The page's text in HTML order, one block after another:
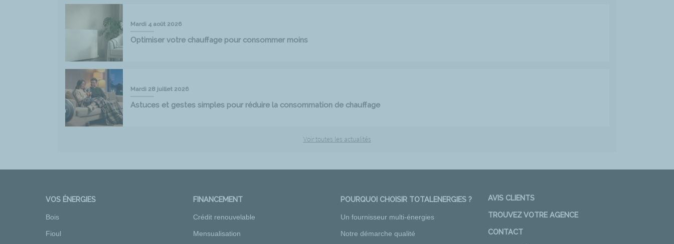
Mardi 4 août 2026
Optimiser votre chauffage pour consommer moins
Mardi 28 juillet 2026
Astuces et gestes simples pour réduire la consommation de chauffage
Voir toutes les actualités
VOS ÉNERGIES
Bois
Fioul
FINANCEMENT
Crédit renouvelable
Mensualisation
POURQUOI CHOISIR TOTALENERGIES ?
Un fournisseur multi-énergies
Notre démarche qualité
AVIS CLIENTS
TROUVEZ VOTRE AGENCE
CONTACT